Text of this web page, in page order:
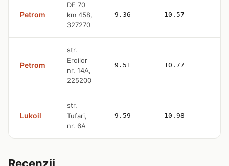
Petrom
DE 70
km 458,
327270
9.36 10.57
Petrom
str.
Eroilor
nr. 14A,
225200
9.51 10.77
Lukoil
str.
Tufari,
nr. 6A
9.59 10.98